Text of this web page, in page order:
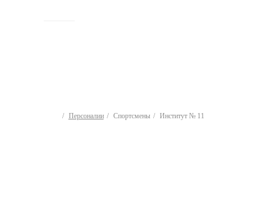
Персоналии Спортсмены Институт № 11